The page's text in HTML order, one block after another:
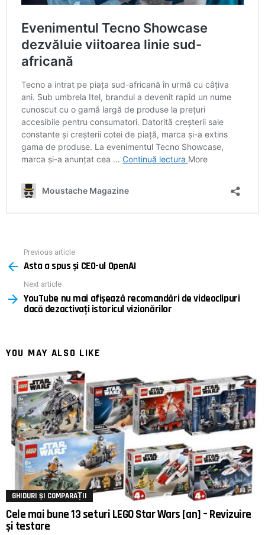
more
Previous article
Asta a spus și CEO-ul OpenAI
Next article
YouTube nu mai afișează recomandări de videoclipuri
dacă dezactivați istoricul vizionărilor
YOU MAY ALSO LIKE
GHIDURI ȘI COMPARAȚII
Cele mai bune 13 seturi LEGO Star Wars [an] – Revizuire
și testare